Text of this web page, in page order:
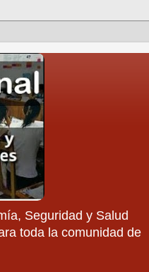
Seguridad y Salud
toda la comunidad de